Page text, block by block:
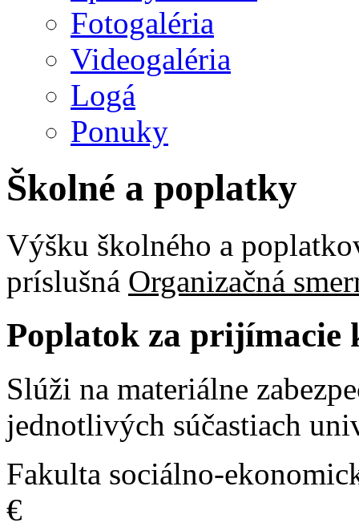
Fotogaléria
Videogaléria
Logá
Ponuky
Školné a poplatky
Výšku školného a
príslušná Organizačná
Poplatok za prijímacie
Slúži na materiálne
jednotlivých súčastiach
Fakulta sociálno-
€